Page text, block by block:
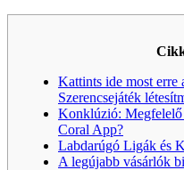
Kattints ide most erre
Szerencsejáték
Konklúzió: Megfelelő
Coral App?
Labdarúgó Ligák és
A legújabb vásárlók